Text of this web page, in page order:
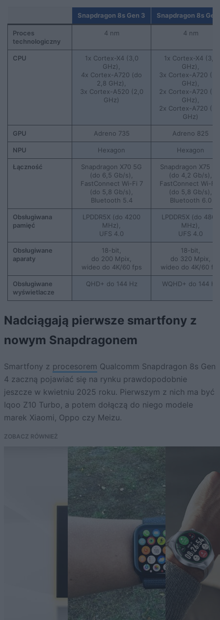
Snapdragon 8s Gen 3 Snapdragon 8s Gen
Proces
technologiczny
4 nm 4 nm
CPU
1x Cortex-X4 (3,0
GHz),
4x Cortex-A720 (do
2,8 GHz),
3x Cortex-A520 (2,0
GHz)
1x Cortex-X4 (3,2
GHz),
3x Cortex-A720
GHz),
2x Cortex-A720
GHz),
2x Cortex-A720
GHz)
GPU Adreno 735 Adreno 825
NPU Hexagon Hexagon
Łączność
Snapdragon X70 5G
(do 6,5 Gb/s),
FastConnect Wi-Fi 7
(do 5,8 Gb/s),
Bluetooth 5.4
Snapdragon X75
(do 4,2 Gb/s),
FastConnect Wi-Fi
(do 5,8 Gb/s),
Bluetooth 6.0
Obsługiwana
pamięć
LPDDR5X (do 4200
MHz),
UFS 4.0
LPDDR5X (do 4800
MHz),
UFS 4.0
Obsługiwane
aparaty
18-bit,
do 200 Mpix,
wideo do 4K/60 fps
18-bit,
do 320 Mpix,
wideo do 4K/60
Obsługiwane
wyświetlacze
QHD+ do 144 Hz WQHD+ do 144 Hz
Nadciągają pierwsze smartfony z
nowym Snapdragonem
Smartfony z procesorem Qualcomm Snapdragon 8s Gen
4 zaczną pojawiać się na rynku prawdopodobnie
jeszcze w kwietniu 2025 roku. Pierwszym z nich ma być
Iqoo Z10 Turbo, a potem dołączą do niego modele
marek Xiaomi, Oppo czy Meizu.
ZOBACZ RÓWNIEŻ